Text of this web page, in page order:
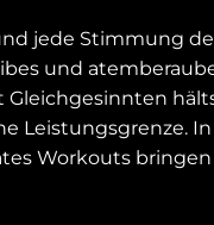
jede Stimmung
und
Leistungsgrenze.
Workouts